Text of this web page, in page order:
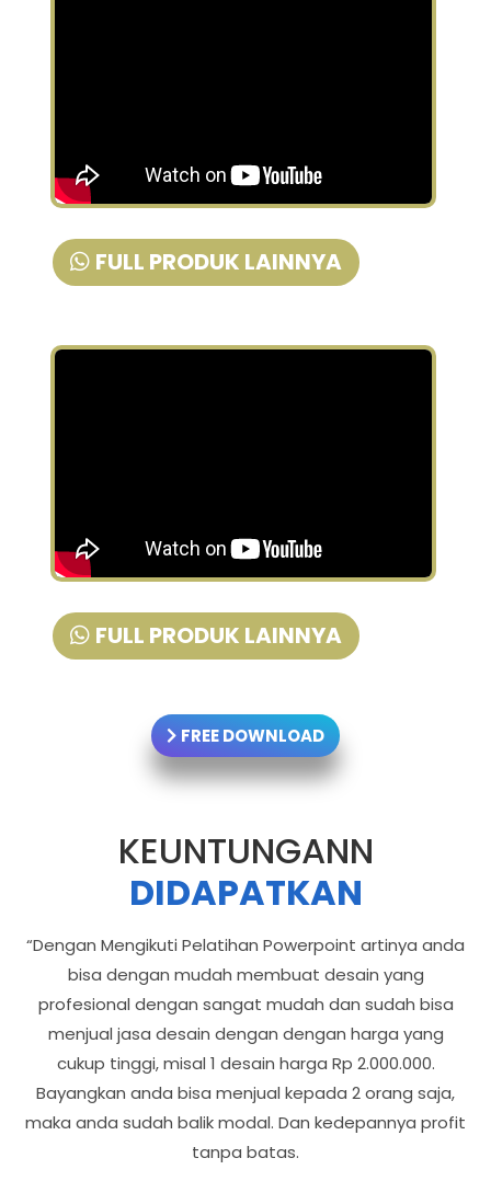
FULL PRODUK LAINNYA
FULL PRODUK LAINNYA
FREE DOWNLOAD
KEUNTUNGANN
DIDAPATKAN
“Dengan Mengikuti Pelatihan Powerpoint artinya anda
bisa dengan mudah membuat desain yang
profesional dengan sangat mudah dan sudah bisa
menjual jasa desain dengan dengan harga yang
cukup tinggi, misal 1 desain harga Rp 2.000.000.
Bayangkan anda bisa menjual kepada 2 orang saja,
maka anda sudah balik modal. Dan kedepannya profit
tanpa batas.